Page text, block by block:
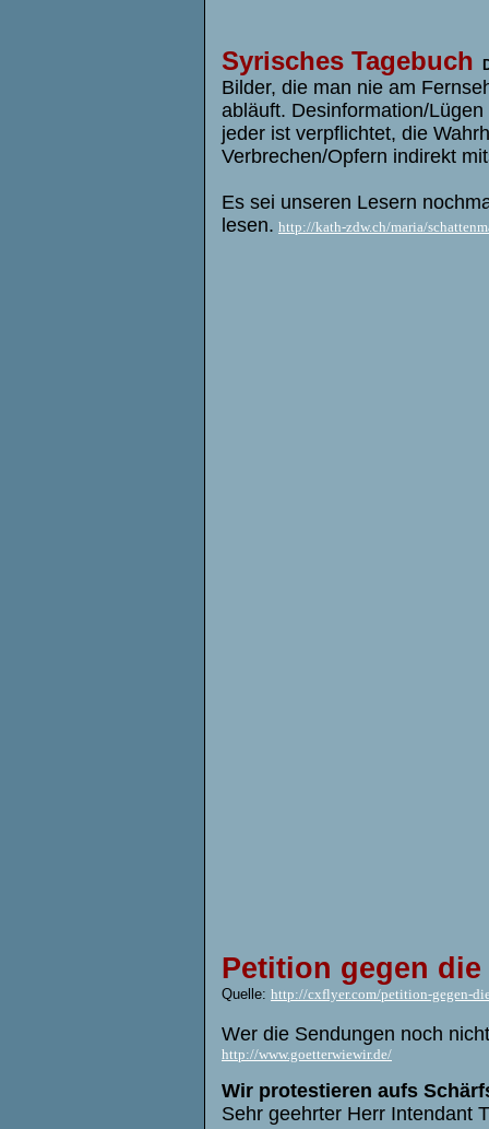
Syrisches Tagebuch
Bilder, die man nie am
abläuft. Desinformation/
jeder ist verpflichtet, die
Verbrechen/Opfern indirekt
Es sei unseren Lesern
lesen. http://kath-zdw.ch/maria/
Petition gegen
Quelle: http://cxflyer.com/petition-gegen-
Wer die Sendungen noch
http://www.goetterwiewir.de/
Wir protestieren aufs
Sehr geehrter Herr Intendant